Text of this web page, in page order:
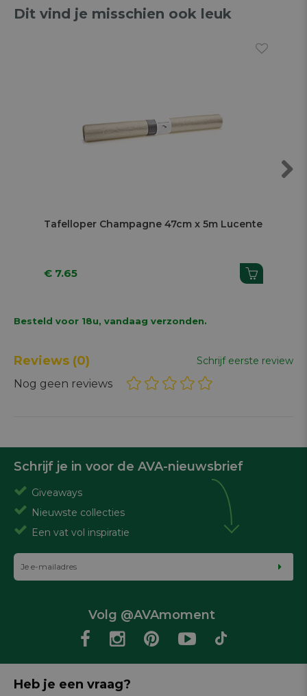
Dit vind je misschien ook leuk
Tafelloper Champagne 47cm x 5m Lucente
€ 7.65
Besteld voor 18u, vandaag verzonden.
Reviews (0) Schrijf eerste review
Nog geen reviews
Schrijf je in voor de AVA-nieuwsbrief
Giveaways
Nieuwste collecties
Een vat vol inspiratie
Volg @AVAmoment
Heb je een vraag?